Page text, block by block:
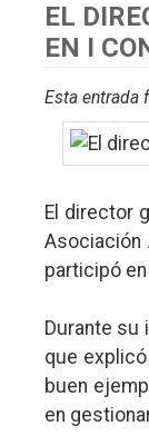
EL
EN I
Esta entrada
El director
Asociación
participó
Durante su
que
buen
en